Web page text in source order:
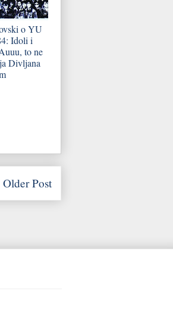
o YU
Idoli i
to ne
Divljana
Older Post